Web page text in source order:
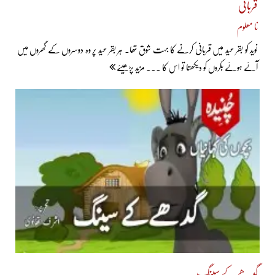
قربانی
نا معلوم
نوید کو بقر عید میں قربانی کرنے کا بہت شوق تھا۔ ہر بقر عید پر وہ دوسروں کے گھروں میں
آئے ہوئے بکروں کو دیکھتا تو اس کا ... مزید پڑھیئے
گدھے کے سینگ